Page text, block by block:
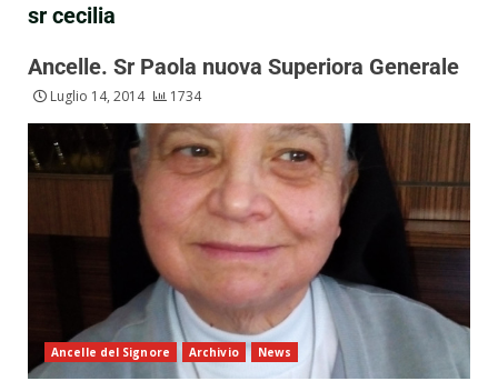
sr cecilia
Ancelle. Sr Paola nuova Superiora Generale
Luglio 14, 2014 1734
Ancelle del Signore Archivio News